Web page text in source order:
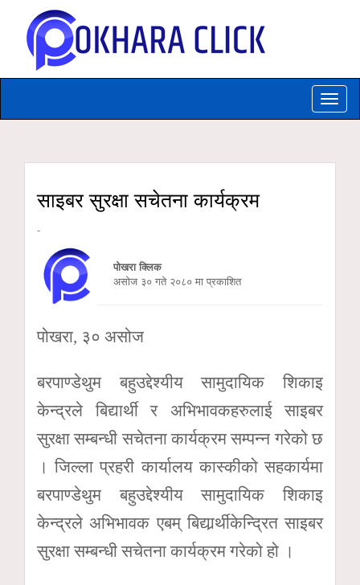
Toggle
साइबर सुरक्षा सचेतना कार्यक्रम
-
पोखरा क्लिक
असाेज ३० गते २०८० मा प्रकाशित
पोखरा, ३० असोज
बरपाण्डेथुम बहुउद्देश्यीय सामुदायिक शिकाइ
केन्द्रले बिद्यार्थी र अभिभावकहरुलाई साइबर
सुरक्षा सम्बन्धी सचेतना कार्यक्रम सम्पन्न गरेको छ
। जिल्ला प्रहरी कार्यालय कास्कीको सहकार्यमा
बरपाण्डेथुम बहुउद्देश्यीय सामुदायिक शिकाइ
केन्द्रले अभिभावक एबम् बिद्यार्र्थीकेन्द्रित साइबर
सुरक्षा सम्बन्धी सचेतना कार्यक्रम गरेको हो ।